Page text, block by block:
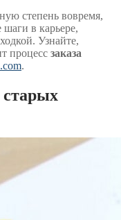
степень вовремя,
шаги в карьере,
Узнайте,
процесс заказа
.